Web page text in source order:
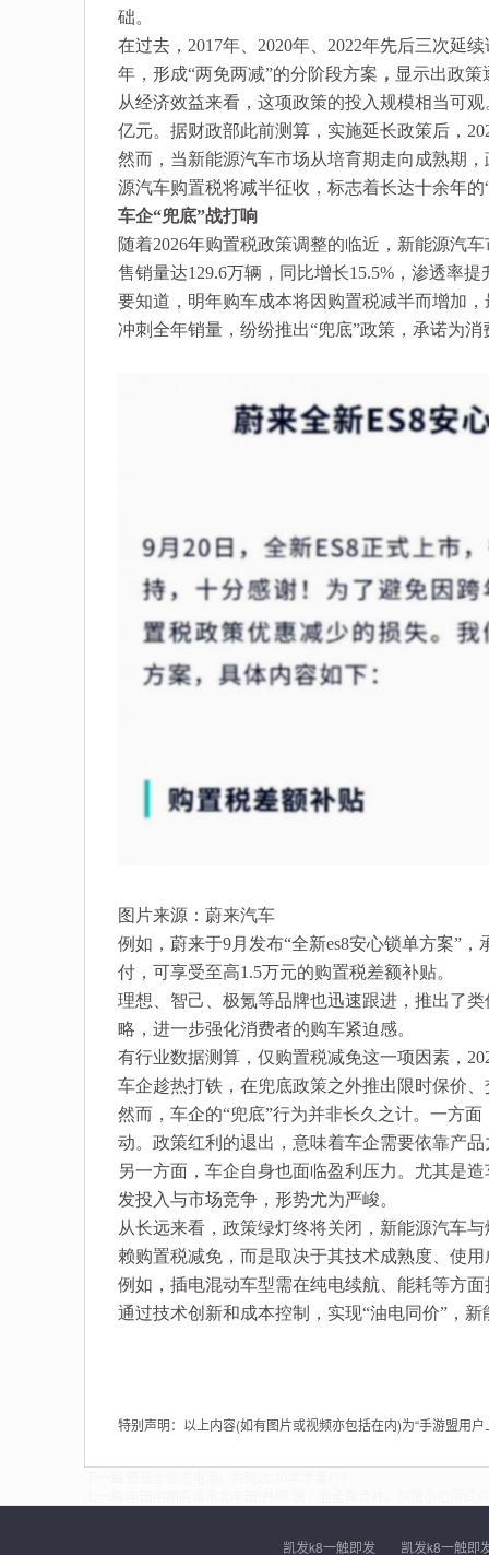
础。
在过去，2017年、2020年、2022年先后三次延
年，形成“两免两减”的分阶段方案 ， 显示出政策
从经济效益来看，这项政策的投入规模相当可
亿元。据财政部此前测算，实施延长政策后，
然而，当新能源汽车市场从培育期走向成熟期
源汽车购置税将减半征收，标志着长达十余年
车企“兜底”战打响
随着2026年购置税政策调整的临近，新能源汽
售销量达129.6万辆，同比增长15.5%，渗透率提
要知道，明年购车成本将因购置税减半而增加
冲刺全年销量，纷纷推出“兜底”政策，承诺为
图片来源：蔚来汽车
例如，蔚来于9月发布“全新es8安心锁单方案”
付，可享受至高1.5万元的购置税差额补贴。
理想、智己、极氪等品牌也迅速跟进，推出了
略，进一步强化消费者的购车紧迫感。
有行业数据测算，仅购置税减免这一项因素，
车企趁热打铁，在兜底政策之外推出限时保价
然而，车企的“兜底”行为并非长久之计。一方
动。政策红利的退出，意味着车企需要依靠产
另一方面，车企自身也面临盈利压力。尤其是
发投入与市场竞争，形势尤为严峻。
从长远来看，政策绿灯终将关闭，新能源汽车
赖购置税减免，而是取决于其技术成熟度、使
例如，插电混动车型需在纯电续航、能耗等方
通过技术创新和成本控制，实现“油电同价”，
特别声明：以上内容(如有图片或视频亦包括在内)为“手游盟用
凯发k8一触即发 凯发k8一触即